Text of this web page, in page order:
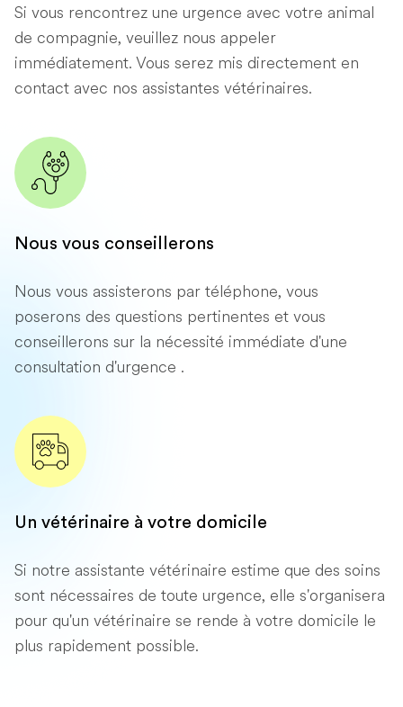
Si vous rencontrez une urgence avec votre animal
de compagnie, veuillez nous appeler
immédiatement. Vous serez mis directement en
contact avec nos assistantes vétérinaires.
Nous vous conseillerons
Nous vous assisterons par téléphone, vous
poserons des questions pertinentes et vous
conseillerons sur la nécessité immédiate d'une
consultation d'urgence .
Un vétérinaire à votre domicile
Si notre assistante vétérinaire estime que des soins
sont nécessaires de toute urgence, elle s'organisera
pour qu'un vétérinaire se rende à votre domicile le
plus rapidement possible.